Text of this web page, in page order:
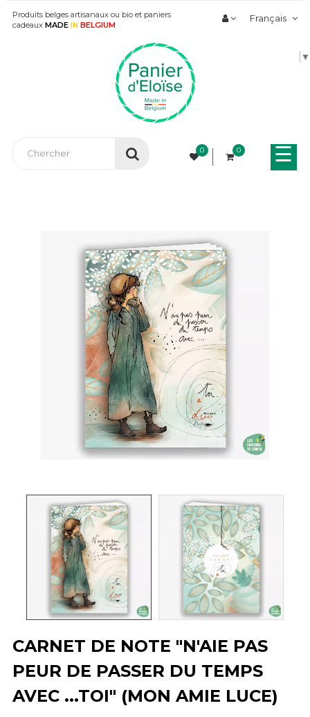
Produits belges artisanaux ou bio et paniers
cadeaux MADE IN BELGIUM
Français
▼
0 0
la
☰
CARNET DE NOTE "N'AIE PAS
PEUR DE PASSER DU TEMPS
AVEC ...TOI" (MON AMIE LUCE)